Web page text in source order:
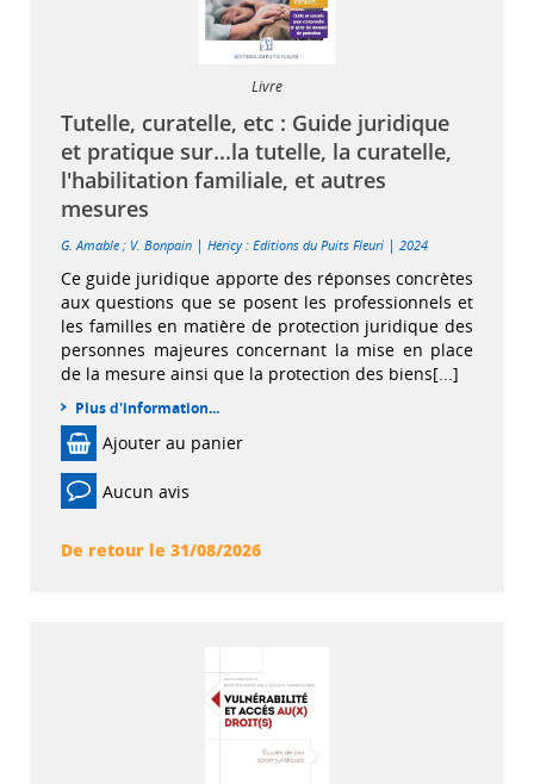
Livre
Tutelle, curatelle, etc : Guide juridique
et pratique sur...la tutelle, la curatelle,
l'habilitation familiale, et autres
mesures
G. Amable ; V. Bonpain | Héricy : Editions du Puits Fleuri | 2024
Ce guide juridique apporte des réponses concrètes
aux questions que se posent les professionnels et
les familles en matière de protection juridique des
personnes majeures concernant la mise en place
de la mesure ainsi que la protection des biens[...]
Plus d'information...
Ajouter au panier
Aucun avis
De retour le 31/08/2026